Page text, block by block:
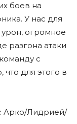
боев на
У нас для
огромное
разгона атаки
с
для этого в
Арко/Лидрией/